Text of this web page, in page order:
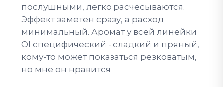
послушными, легко расчёсываются.
Эффект заметен сразу, а расход
минимальный. Аромат у всей линейки
OI специфический - сладкий и пряный,
кому-то может показаться резковатым,
но мне он нравится.